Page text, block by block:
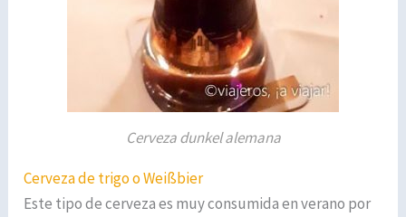
Cerveza dunkel alemana
Cerveza de trigo o Weißbier
Este tipo de cerveza es muy consumida en verano por